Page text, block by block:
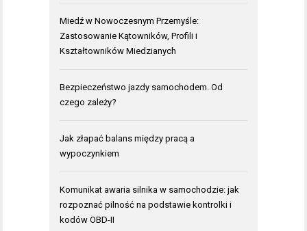
Miedź w Nowoczesnym Przemyśle:
Zastosowanie Kątowników, Profili i
Kształtowników Miedzianych
Bezpieczeństwo jazdy samochodem. Od
czego zależy?
Jak złapać balans między pracą a
wypoczynkiem
Komunikat awaria silnika w samochodzie: jak
rozpoznać pilność na podstawie kontrolki i
kodów OBD-II